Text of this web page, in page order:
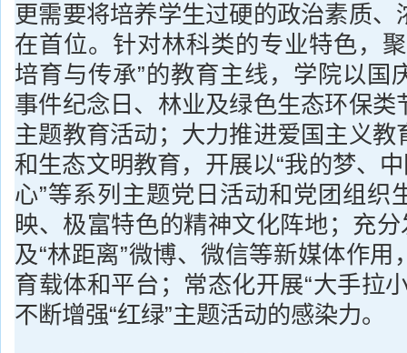
更需要将培养学生过硬的政治素质、
在首位。针对林科类的专业特色，
培育与传承”的教育主线，学院以国
事件纪念日、林业及绿色生态环保类
主题教育活动；大力推进爱国主义教
和生态文明教育，开展以“我的梦、
心”等系列主题党日活动和党团组织
映、极富特色的精神文化阵地；充分
及“林距离”微博、微信等新媒体作用
育载体和平台；常态化开展“大手拉
不断增强“红绿”主题活动的感染力。